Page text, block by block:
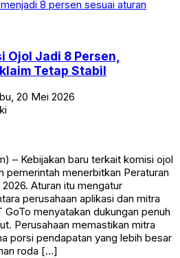
Ojol Jadi 8 Persen,
Tetap Stabil
20 Mei 2026
– Kebijakan baru terkait komisi ojol
pemerintah menerbitkan Peraturan
Aturan itu mengatur
perusahaan aplikasi dan mitra
menyatakan dukungan penuh
Perusahaan memastikan mitra
porsi pendapatan yang lebih besar
roda […]